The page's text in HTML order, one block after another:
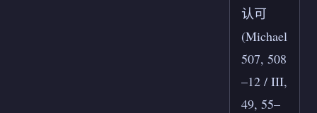
认可
(Michael
507, 508
–12 / III,
49, 55–